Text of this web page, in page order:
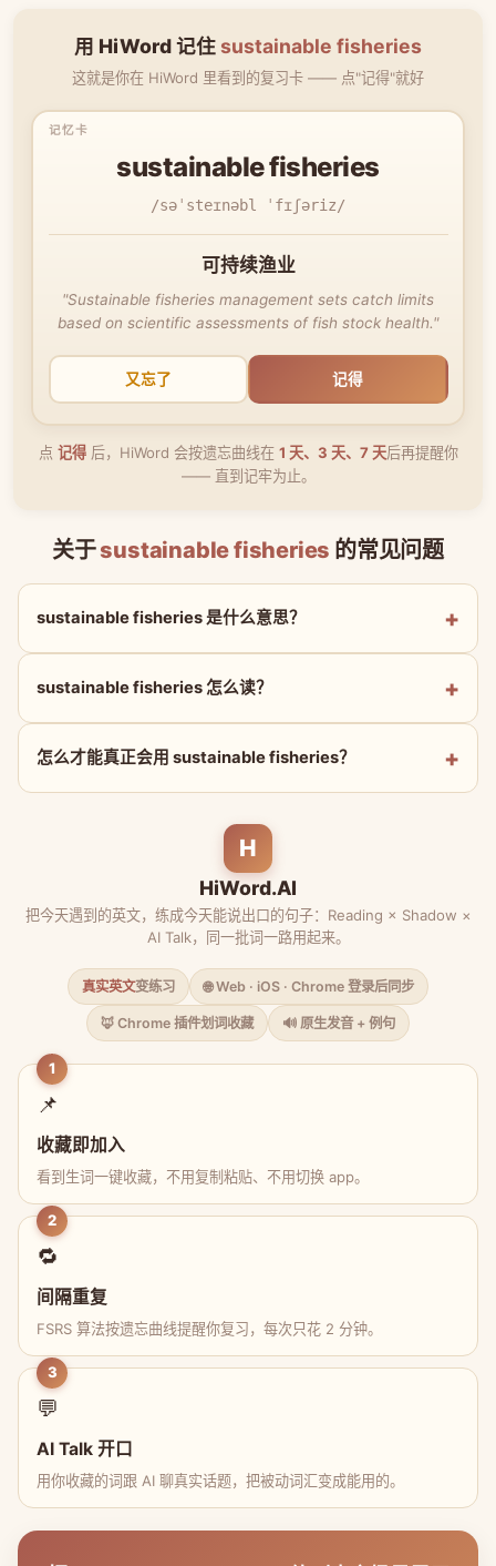
用 HiWord 记住sustainable fisheries
这就是你在 HiWord 里看到的复习卡 —— 点"记得"就好
sustainable fisheries
/səˈsteɪnəbl ˈfɪʃəriz/
可持续渔业
"Sustainable fisheries management sets catch limits
based on scientific assessments of fish stock health."
又忘了 记得
点 记得后，HiWord 会按遗忘曲线在 1 天、3 天、7 天后再提醒你
—— 直到记牢为止。
关于sustainable fisheries 的常见问题
sustainable fisheries 是什么意思？
sustainable fisheries 怎么读？
怎么才能真正会用 sustainable fisheries？
H
HiWord.AI
把今天遇到的英文，练成今天能说出口的句子：Reading × Shadow ×
AI Talk，同一批词一路用起来。
真实英文变练习 🌐 Web · iOS · Chrome 登录后同步
🦊 Chrome 插件划词收藏 🔊 原生发音 + 例句
1
📌
收藏即加入
看到生词一键收藏，不用复制粘贴、不用切换 app。
2
🔁
间隔重复
FSRS 算法按遗忘曲线提醒你复习，每次只花 2 分钟。
3
💬
AI Talk 开口
用你收藏的词跟 AI 聊真实话题，把被动词汇变成能用的。